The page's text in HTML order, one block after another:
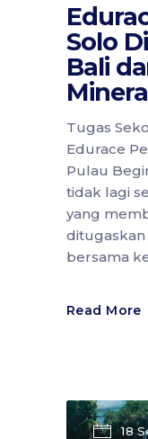
Solo
Bali
Tugas
Edurace
Pulau
tidak lagi
yang
ditugaskan
bersama
Read More
18